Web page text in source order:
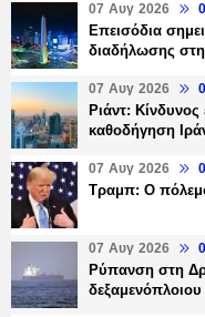
07 Αυγ 2026
Επεισόδια
διαδήλωσης
07 Αυγ 2026
Ριάντ:
καθοδήγηση
07 Αυγ 2026
Τραμπ: Ο
07 Αυγ 2026
Ρύπανση στη
δεξαμενόπλοιου